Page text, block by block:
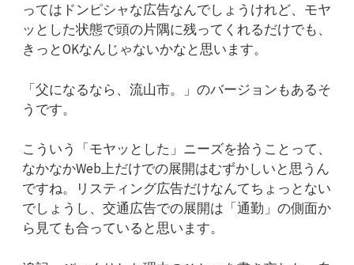
ってはドンピシャな広告なんでしょうけれど、モヤ
ッとした状態で頭の片隅に残ってくれるだけでも、
きっとOKなんじゃないかなと思います。
「父になるなら、流山市。」のバージョンもあるそ
うです。
こういう「モヤッとした」ニーズを拾うことって、
なかなかWeb上だけでの展開はむずかしいと思うん
ですね。リスティング広告だけなんてちょっとない
でしょうし、交通広告での展開は「通勤」の側面か
ら見ても合っていると思います。